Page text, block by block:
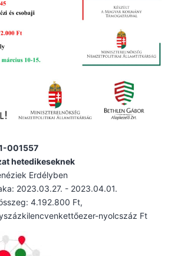
001557
hetedikeseknek
Erdélyben
2023.03.27. - 2023.04.01.
4.192.800 Ft,
nyolcszáz Ft